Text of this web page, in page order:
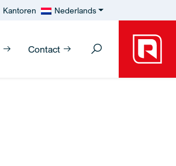
Kantoren Nederlands
Contact